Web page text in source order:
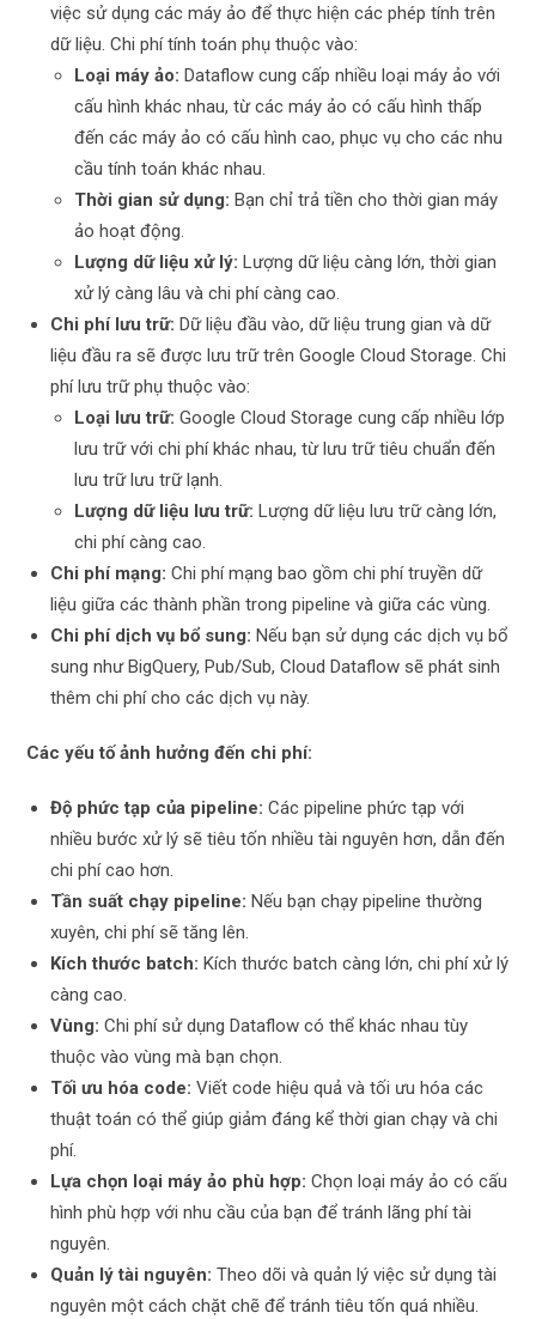
việc sử dụng các máy ảo để thực hiện các phép tính trên
dữ liệu. Chi phí tính toán phụ thuộc vào:
Loại máy ảo: Dataflow cung cấp nhiều loại máy ảo với
cấu hình khác nhau, từ các máy ảo có cấu hình thấp
đến các máy ảo có cấu hình cao, phục vụ cho các nhu
cầu tính toán khác nhau.
Thời gian sử dụng: Bạn chỉ trả tiền cho thời gian máy
ảo hoạt động.
Lượng dữ liệu xử lý: Lượng dữ liệu càng lớn, thời gian
xử lý càng lâu và chi phí càng cao.
Chi phí lưu trữ: Dữ liệu đầu vào, dữ liệu trung gian và dữ
liệu đầu ra sẽ được lưu trữ trên Google Cloud Storage. Chi
phí lưu trữ phụ thuộc vào:
Loại lưu trữ: Google Cloud Storage cung cấp nhiều lớp
lưu trữ với chi phí khác nhau, từ lưu trữ tiêu chuẩn đến
lưu trữ lưu trữ lạnh.
Lượng dữ liệu lưu trữ: Lượng dữ liệu lưu trữ càng lớn,
chi phí càng cao.
Chi phí mạng: Chi phí mạng bao gồm chi phí truyền dữ
liệu giữa các thành phần trong pipeline và giữa các vùng.
Chi phí dịch vụ bổ sung: Nếu bạn sử dụng các dịch vụ bổ
sung như BigQuery, Pub/Sub, Cloud Dataflow sẽ phát sinh
thêm chi phí cho các dịch vụ này.
Các yếu tố ảnh hưởng đến chi phí:
Độ phức tạp của pipeline: Các pipeline phức tạp với
nhiều bước xử lý sẽ tiêu tốn nhiều tài nguyên hơn, dẫn đến
chi phí cao hơn.
Tần suất chạy pipeline: Nếu bạn chạy pipeline thường
xuyên, chi phí sẽ tăng lên.
Kích thước batch: Kích thước batch càng lớn, chi phí xử lý
càng cao.
Vùng: Chi phí sử dụng Dataflow có thể khác nhau tùy
thuộc vào vùng mà bạn chọn.
Tối ưu hóa code: Viết code hiệu quả và tối ưu hóa các
thuật toán có thể giúp giảm đáng kể thời gian chạy và chi
phí.
Lựa chọn loại máy ảo phù hợp: Chọn loại máy ảo có cấu
hình phù hợp với nhu cầu của bạn để tránh lãng phí tài
nguyên.
Quản lý tài nguyên: Theo dõi và quản lý việc sử dụng tài
nguyên một cách chặt chẽ để tránh tiêu tốn quá nhiều.